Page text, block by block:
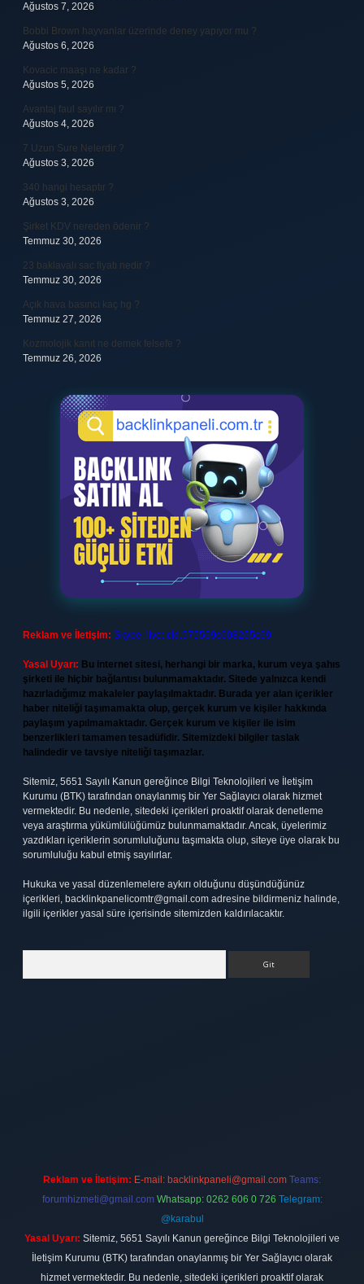
Ağustos 7, 2026
Bobbi Brown hayvanlar üzerinde deney yapıyor mu ?
Ağustos 6, 2026
Kovacic maaşı ne kadar ?
Ağustos 5, 2026
Avantaj faul sayılır mı ?
Ağustos 4, 2026
7 Uzun Sure Nelerdir ?
Ağustos 3, 2026
340 hangi hesaptır ?
Ağustos 3, 2026
Şirket KDV nereden ödenir ?
Temmuz 30, 2026
23 baklavalı sac fiyatı nedir ?
Temmuz 30, 2026
Açık hava basıncı kaç hg ?
Temmuz 27, 2026
Kozmolojik kanıt ne demek felsefe ?
Temmuz 26, 2026
Reklam ve İletişim: Skype: live:.cid.575569c608265c69
Yasal Uyarı: Bu internet sitesi, herhangi bir marka, kurum veya şahıs
şirketi ile hiçbir bağlantısı bulunmamaktadır. Sitede yalnızca kendi
hazırladığımız makaleler paylaşılmaktadır. Burada yer alan içerikler
haber niteliği taşımamakta olup, gerçek kurum ve kişiler hakkında
paylaşım yapılmamaktadır. Gerçek kurum ve kişiler ile isim
benzerlikleri tamamen tesadüfidir. Sitemizdeki bilgiler taslak
halindedir ve tavsiye niteliği taşımazlar.
Sitemiz, 5651 Sayılı Kanun gereğince Bilgi Teknolojileri ve İletişim
Kurumu (BTK) tarafından onaylanmış bir Yer Sağlayıcı olarak hizmet
vermektedir. Bu nedenle, sitedeki içerikleri proaktif olarak denetleme
veya araştırma yükümlülüğümüz bulunmamaktadır. Ancak, üyelerimiz
yazdıkları içeriklerin sorumluluğunu taşımakta olup, siteye üye olarak bu
sorumluluğu kabul etmiş sayılırlar.
Hukuka ve yasal düzenlemelere aykırı olduğunu düşündüğünüz
içerikleri, backlinkpanelicomtr@gmail.com adresine bildirmeniz halinde,
ilgili içerikler yasal süre içerisinde sitemizden kaldırılacaktır.
Reklam ve İletişim: E-mail: backlinkpaneli@gmail.com Teams:
forumhizmeti@gmail.com Whatsapp: 0262 606 0 726 Telegram:
@karabul
Yasal Uyarı: Sitemiz, 5651 Sayılı Kanun gereğince Bilgi Teknolojileri ve
İletişim Kurumu (BTK) tarafından onaylanmış bir Yer Sağlayıcı olarak
hizmet vermektedir. Bu nedenle, sitedeki içerikleri proaktif olarak